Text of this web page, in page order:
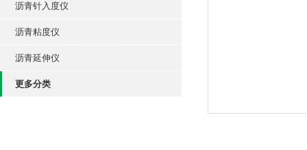
沥青针入度仪
沥青粘度仪
沥青延伸仪
更多分类